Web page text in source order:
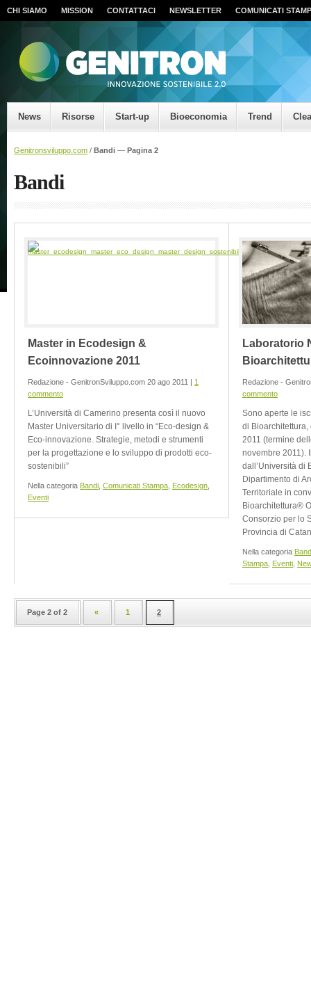
CHI SIAMO MISSION CONTATTACI NEWSLETTER COMUNICATI
News Risorse Start-up Bioeconomia Trend
Genitronsviluppo.com / Bandi — Pagina 2
Bandi
Master in Ecodesign &
Ecoinnovazione 2011
Redazione - GenitronSviluppo.com 20 ago 2011 | 1
commento
L’Università di Camerino presenta così il nuovo
Master Universitario di I° livello in “Eco-design &
Eco-innovazione. Strategie, metodi e strumenti
per la progettazione e lo sviluppo di prodotti eco-
sostenibili”
Nella categoria Bandi Comunicati Stampa Ecodesign
Eventi
Laboratorio
Redazione -
commento
Sono aperte le
di
2011 (termine
novembre 2011).
dall’Università di
Dipartimento di
Territoriale in
Bioarchitettura®
Consorzio per lo
Provincia di
Nella categoria
Stampa Eventi
Page 2 of 2 « 1 2